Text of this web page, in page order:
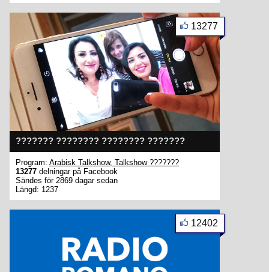
??????? ???????? ???????? ???????
13277
Program: Arabisk Talkshow, Talkshow ???????
13277 delningar på Facebook
Sändes för 2869 dagar sedan
Längd: 1237
12402